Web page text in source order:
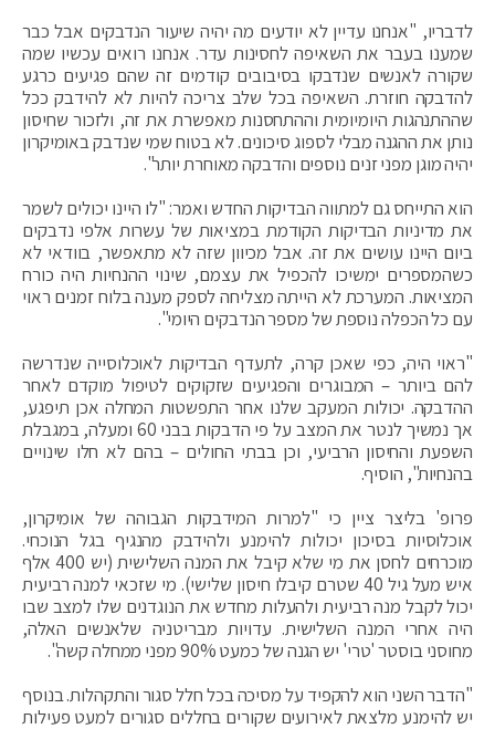
לדבריו, "אנחנו עדיין לא יודעים מה יהיה שיעור הנדבקים אבל כבר
שמענו בעבר את השאיפה לחסינות עדר. אנחנו רואים עכשיו שמה
שקורה לאנשים שנדבקו בסיבובים קודמים זה שהם פגיעים כרגע
להדבקה חוזרת. השאיפה בכל שלב צריכה להיות לא להידבק ככל
שההתנהגות היומיומית וההתחסנות מאפשרת את זה, ולזכור שחיסון
נותן את ההגנה מבלי לספוג סיכונים. לא בטוח שמי שנדבק באומיקרון
יהיה מוגן מפני זנים נוספים והדבקה מאוחרת יותר".
הוא התייחס גם למתווה הבדיקות החדש ואמר: "לו היינו יכולים לשמר
את מדיניות הבדיקות הקודמת במציאות של עשרות אלפי נדבקים
ביום היינו עושים את זה. אבל מכיוון שזה לא מתאפשר, בוודאי לא
כשהמספרים ימשיכו להכפיל את עצמם, שינוי ההנחיות היה כורח
המציאות. ‏המערכת לא הייתה מצליחה לספק מענה בלוח זמנים ראוי
עם כל ‏הכפלה נוספת של מספר ‏הנדבקים היומי".
"ראוי היה, ‏כפי שאכן קרה, לתעדף הבדיקות לאוכלוסייה שנדרשה
להם ביותר – ‏המבוגרים והפגיעים שזקוקים לטיפול מוקדם לאחר
ההדבקה. ‏יכולות המעקב שלנו אחר התפשטות המחלה אכן תיפגע,
אך נמשיך לנטר את המצב על פי הדבקות בבני 60 ומעלה, במגבלת
השפעת והחיסון הרביעי, וכן ‏בבתי החולים – בהם לא חלו שינויים
בהנחיות", הוסיף.
פרופ' בליצר ציין כי "למרות המידבקות הגבוהה של אומיקרון,
אוכלוסיות בסיכון יכולות להימנע ולהידבק מהנגיף בגל הנוכחי.
מוכרחים לחסן את מי שלא קיבל את המנה השלישית (יש 400 אלף
איש מעל גיל 40 שטרם קיבלו חיסון שלישי). מי שזכאי למנה רביעית
יכול לקבל מנה רביעית ולהעלות מחדש את הנוגדנים שלו למצב שבו
היה אחרי המנה השלישית. עדויות מבריטניה שלאנשים האלה,
מחוסני בוסטר 'טרי' יש הגנה של כמעט 90% מפני ממחלה קשה".
"הדבר השני הוא להקפיד על מסיכה בכל חלל סגור והתקהלות. בנוסף
יש להימנע מלצאת לאירועים שקורים בחללים סגורים למעט פעילות